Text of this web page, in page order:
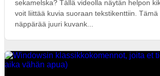
sekamelska? Tällä videolla näytän helpon
voit liittää kuvia suoraan tekstikenttiin. Tämä
näppärää juuri kuvank...